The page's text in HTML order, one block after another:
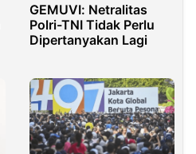
GEMUVI: Netralitas
Polri-TNI Tidak Perlu
Dipertanyakan Lagi